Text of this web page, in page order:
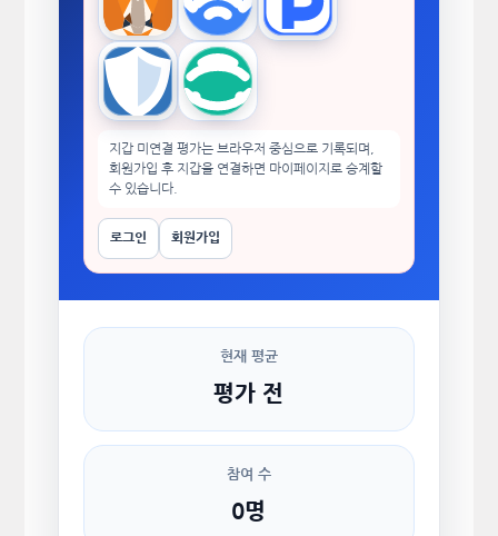
MetaMask WalletConnectTokenPocket
Trust Wallet imToken
지갑 미연결 평가는 브라우저 중심으로 기록되며,
회원가입 후 지갑을 연결하면 마이페이지로 승계할
수 있습니다.
로그인 회원가입
현재 평균
평가 전
참여 수
0명